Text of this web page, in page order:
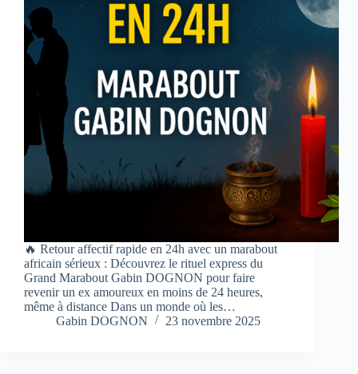
🔥 Retour affectif rapide en 24h avec un marabout
africain sérieux : Découvrez le rituel express du
Grand Marabout Gabin DOGNON pour faire
revenir un ex amoureux en moins de 24 heures,
même à distance Dans un monde où les…
Gabin DOGNON
23 novembre 2025